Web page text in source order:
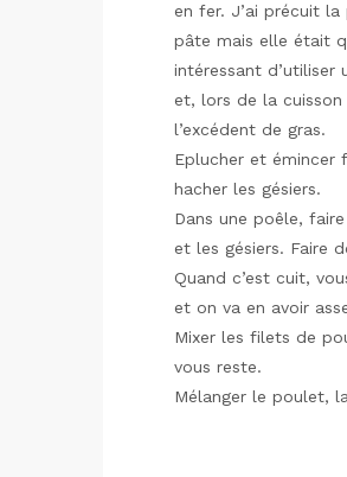
en fer. J’ai précuit
pâte mais elle était
intéressant
et, lors de la
l’excédent de gras.
Eplucher et émincer
hacher les gésiers.
Dans une poêle,
et les gésiers. Faire
Quand c’est cuit,
et on va en avoir
Mixer les filets de
vous reste.
Mélanger le poulet,